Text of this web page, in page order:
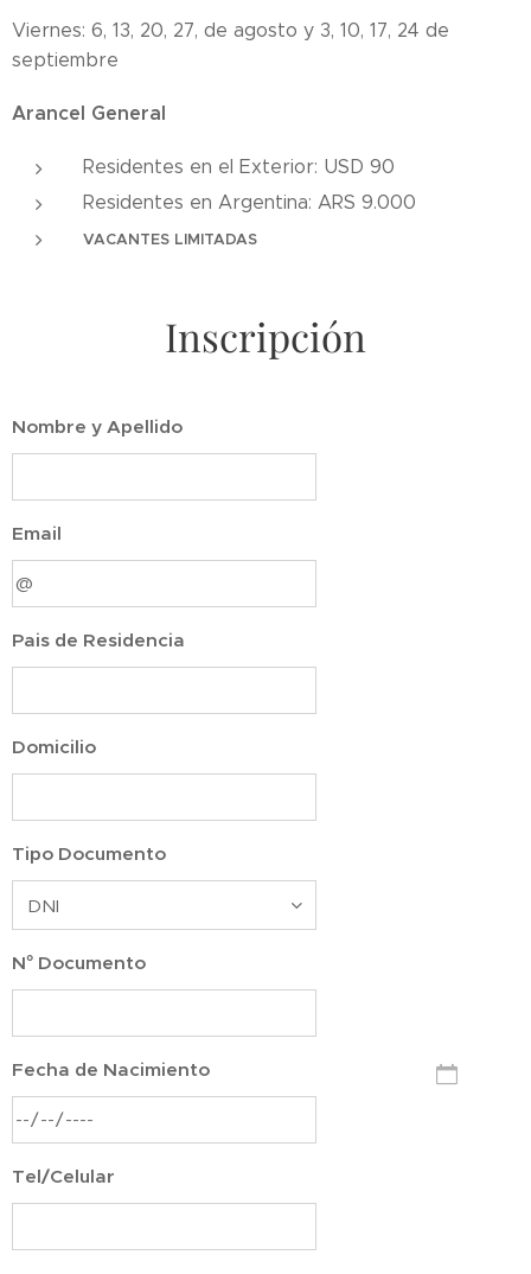
Viernes: 6, 13, 20, 27, de agosto y 3, 10, 17, 24 de
septiembre
Arancel General
Residentes en el Exterior: USD 90
Residentes en Argentina: ARS 9.000
VACANTES LIMITADAS
Inscripción
Nombre y Apellido
Email
Pais de Residencia
Domicilio
Tipo Documento
N° Documento
Fecha de Nacimiento
Tel/Celular